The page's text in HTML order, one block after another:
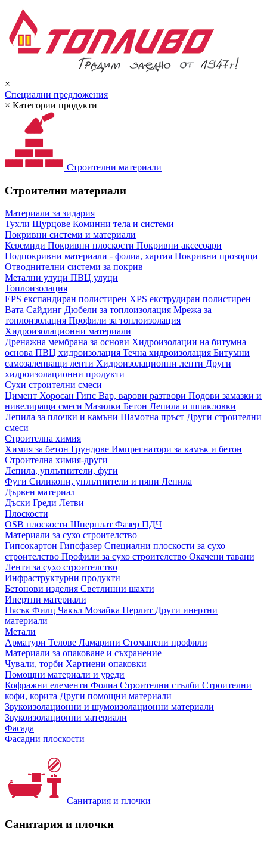
×
Специални предложения
× Категории продукти
Строителни материали
Строителни материали
Материали за зидария
Тухли Щурцове Коминни тела и системи
Покривни системи и материали
Керемиди Покривни плоскости Покривни аксесоари
Подпокривни материали - фолиа, хартия Покривни прозорци
Отводнителни системи за покрив
Метални улуци ПВЦ улуци
Топлоизолация
EPS експандиран полистирен XPS екструдиран полистирен
Вата Сайдинг Дюбели за топлоизолация Мрежа за
топлоизолация Профили за топлоизолация
Хидроизолационни материали
Дренажна мембрана за основи Хидроизолации на битумна
основа ПВЦ хидроизолация Течна хидроизолация Битумни
самозалепващи ленти Хидроизолационни ленти Други
хидроизолационни продукти
Сухи строителни смеси
Цимент Хоросан Гипс Вар, варови разтвори Подови замазки и
нивелиращи смеси Мазилки Бетон Лепила и шпакловки
Лепила за плочки и камъни Шамотна пръст Други строителни
смеси
Строителна химия
Химия за бетон Грундове Импрегнатори за камък и бетон
Строителна химия-други
Лепила, уплътнители, фуги
Фуги Силикони, уплътнители и пяни Лепила
Дървен материал
Дъски Греди Летви
Плоскости
OSB плоскости Шперплат Фазер ПДЧ
Материали за сухо строителство
Гипсокартон Гипсфазер Специални плоскости за сухо
строителство Профили за сухо строителство Окачени тавани
Ленти за сухо строителство
Инфраструктурни продукти
Бетонови изделия Светлинни шахти
Инертни материали
Пясък Филц Чакъл Мозайкa Перлит Други инертни
материали
Метали
Арматури Телове Ламарини Стоманени профили
Материали за опаковане и съхранение
Чували, торби Хартиени опаковки
Помощни материали и уреди
Кофражни елементи Фолиа Строителни стълби Строителни
кофи, корита Други помощни материали
Звукоизолационни и шумоизолационни материали
Звукоизолационни материали
Фасада
Фасадни плоскости
Санитария и плочки
Санитария и плочки